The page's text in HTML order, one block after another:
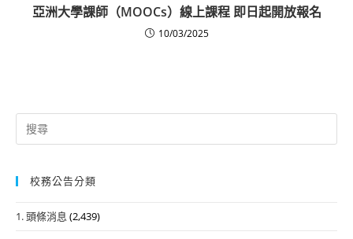
亞洲大學課師（MOOCs）線上課程 即日起開放報名
10/03/2025
Search
for:
校務公告分類
1. 頭條消息 (2,439)